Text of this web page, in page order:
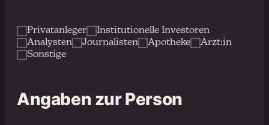
Privatanleger
Institutionelle Investoren
Analysten
Journalisten Apotheke
Ärzt:in
Sonstige
Angaben zur Person